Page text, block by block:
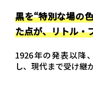
黒を“特別な場の
た点が、リトル・
1926年の発表以降
し、現代まで受け継